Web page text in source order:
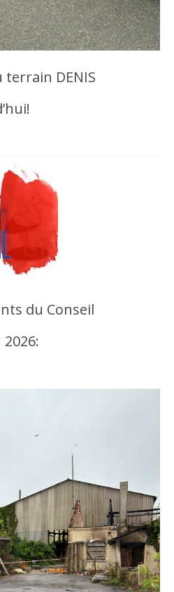
terrain DENIS
du Conseil